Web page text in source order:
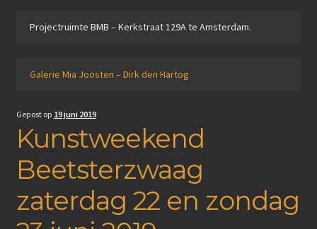
Projectruimte BMB – Kerkstraat 129A te Amsterdam.
Galerie Mia Joosten – Dirk den Hartog
Gepost op 19 juni 2019
Kunstweekend
Beetsterzwaag
zaterdag 22 en zondag